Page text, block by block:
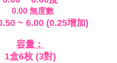
0.00 無度數
6.00 (0.25增加)
容量：
1盒6枚 (3對)